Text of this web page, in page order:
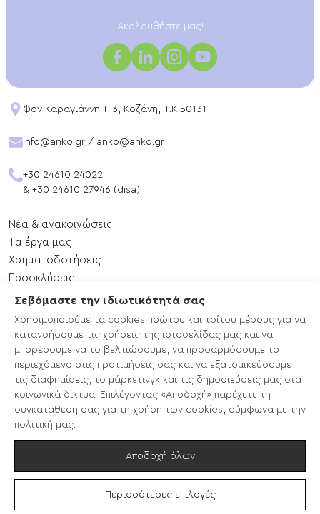
Σεβόμαστε την ιδιωτικότητά σας
Χρησιμοποιούμε τα cookies πρώτου και τρίτου μέρους για να
κατανοήσουμε τις χρήσεις της ιστοσελίδας μας και να
μπορέσουμε να το βελτιώσουμε, να προσαρμόσουμε το
περιεχόμενο στις προτιμήσεις σας και να εξατομικεύσουμε
τις διαφημίσεις, το μάρκετινγκ και τις δημοσιεύσεις μας στα
κοινωνικά δίκτυα. Επιλέγοντας «Αποδοχή» παρέχετε τη
συγκατάθεση σας για τη χρήση των cookies, σύμφωνα με την
πολιτική μας.
Περισσότερες επιλογές
Αποδοχή όλων
Φίλτρα
Aκολουθήστε μας!
Φον Καραγιάννη 1-3, Κοζάνη, T.K 50131
info@anko.gr / anko@anko.gr
+30 24610 24022
& +30 24610 27946 (disa)
Νέα & ανακοινώσεις
Tα έργα μας
Xρηματοδοτήσεις
Προσκλήσεις
Εκδηλώσεις
Χάρτης ιστότοπου
CLLD/LEADER 2014-2020
LEADER ΣΣ ΚΑΠ 2023-2027
EcoTours
Enterprise Europe Network
ΚΥΕΕΕ